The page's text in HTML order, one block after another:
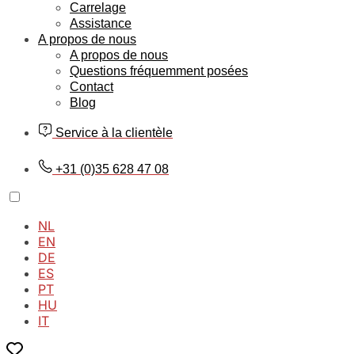
Carrelage
Assistance
A propos de nous
A propos de nous
Questions fréquemment posées
Contact
Blog
Service à la clientèle
+31 (0)35 628 47 08
NL
EN
DE
ES
PT
HU
IT